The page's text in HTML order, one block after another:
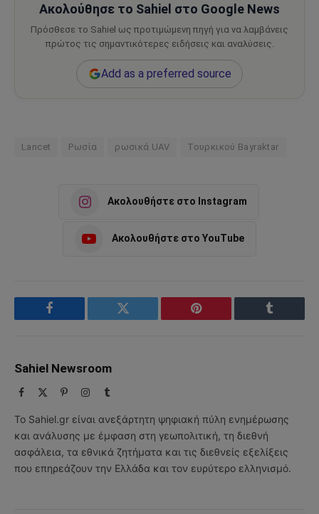
Ακολούθησε το Sahiel στο Google News
Πρόσθεσε το Sahiel ως προτιμώμενη πηγή για να λαμβάνεις
πρώτος τις σημαντικότερες ειδήσεις και αναλύσεις.
Add as a preferred source
Lancet Ρωσία ρωσικά UAV Τουρκικού Bayraktar
Ακολουθήστε στο Instagram
Ακολουθήστε στο YouTube
Facebook Twitter Pinterest Tumblr
Sahiel Newsroom
Facebook PinterestInstagram
Tumblr
Το Sahiel.gr είναι ανεξάρτητη ψηφιακή πύλη ενημέρωσης
και ανάλυσης με έμφαση στη γεωπολιτική, τη διεθνή
ασφάλεια, τα εθνικά ζητήματα και τις διεθνείς εξελίξεις
που επηρεάζουν την Ελλάδα και τον ευρύτερο ελληνισμό.